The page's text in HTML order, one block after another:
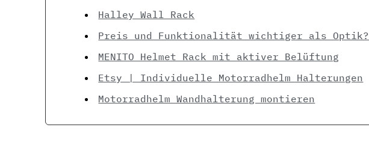
Halley Wall Rack
Preis und Funktionalität wichtiger als Optik?
MENITO Helmet Rack mit aktiver Belüftung
Etsy | Individuelle Motorradhelm Halterungen
Motorradhelm Wandhalterung montieren